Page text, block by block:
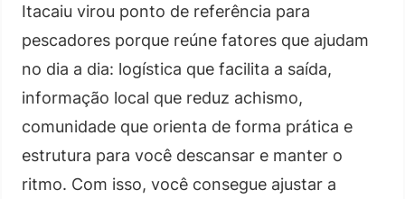
Itacaiu virou ponto de referência para
pescadores porque reúne fatores que ajudam
no dia a dia: logística que facilita a saída,
informação local que reduz achismo,
comunidade que orienta de forma prática e
estrutura para você descansar e manter o
ritmo. Com isso, você consegue ajustar a